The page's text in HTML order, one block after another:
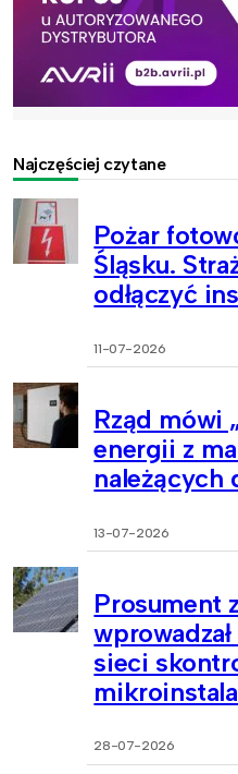
Najczęściej czytane
Pożar
Śląsku.
odłączyć
11-07-2026
Rząd mówi
energii z
należących
13-07-2026
Prosument
sieci
28-07-2026